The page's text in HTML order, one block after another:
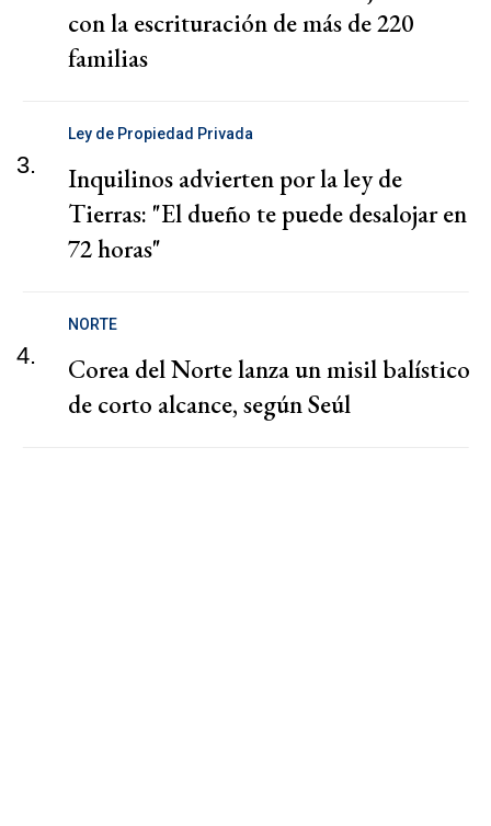
con la escrituración de más de 220
familias
3.
Ley de Propiedad Privada
Inquilinos advierten por la ley de
Tierras: "El dueño te puede desalojar en
72 horas"
4.
NORTE
Corea del Norte lanza un misil balístico
de corto alcance, según Seúl